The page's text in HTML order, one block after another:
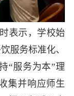
表示，学校始
服务标准化、
“服务为本”理
集并响应师生